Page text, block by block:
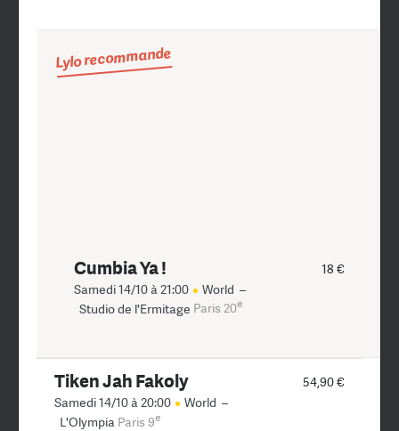
18 €
Lylo recommande
Cumbia Ya !
Samedi 14/10 à 21:00 World –
Studio de l'Ermitage Paris 20e
54,90 €
Tiken Jah Fakoly
Samedi 14/10 à 20:00 World –
L'Olympia Paris 9e